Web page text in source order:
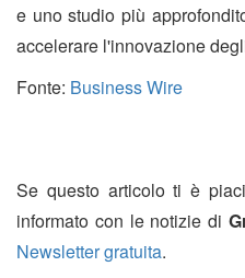
e uno studio più
accelerare l'innovazione
Fonte: Business Wire
Se questo articolo ti è
informato con le notizie di
Newsletter gratuita.